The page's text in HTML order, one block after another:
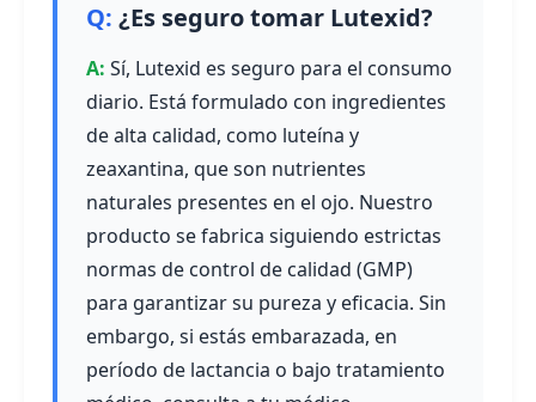
¿Es seguro tomar Lutexid?
Sí, Lutexid es seguro para el consumo
diario. Está formulado con ingredientes
de alta calidad, como luteína y
zeaxantina, que son nutrientes
naturales presentes en el ojo. Nuestro
producto se fabrica siguiendo estrictas
normas de control de calidad (GMP)
para garantizar su pureza y eficacia. Sin
embargo, si estás embarazada, en
período de lactancia o bajo tratamiento